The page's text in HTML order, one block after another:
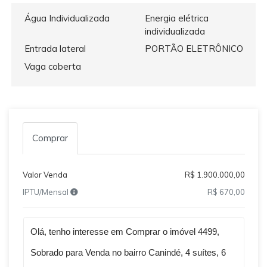
Água Individualizada
Energia elétrica
individualizada
Entrada lateral
PORTÃO ELETRÔNICO
Vaga coberta
Comprar
Valor Venda
R$ 1.900.000,00
IPTU/Mensal
R$ 670,00